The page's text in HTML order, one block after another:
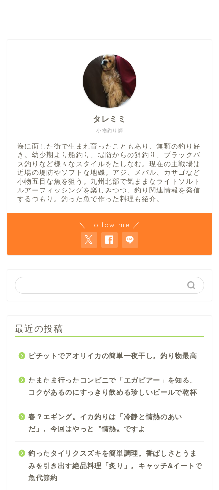
小物釣り師
タレミミ
海に面した街で生まれ育ったこともあり、無類の釣り好
き。幼少期より船釣り、堤防からの餌釣り、ブラックバ
ス釣りなど様々なスタイルをたしなむ。現在の主戦場は
近場の堤防やソフトな地磯。アジ、メバル、カサゴなど
小物五目な魚を狙う。九州北部で気ままなライトソルト
ルアーフィッシングを楽しみつつ、釣り関連情報を発信
するつもり。釣った魚で作った料理も紹介。
＼ Follow me ／
最近の投稿
ピチットでアオリイカの簡単一夜干し。釣り物最高
たまたま行ったコンビニで「エガビアー」を知る。
コクがあるのにすっきり飲める珍しいビールで乾杯
春？エギング。イカ釣りは「冷静と情熱のあい
だ」。今回はやっと〝情熱〟ですよ
釣ったタイリクスズキを簡単調理。香ばしさとうま
みを引き出す絶品料理「炙り」。キャッチ&イートで
魚代節約